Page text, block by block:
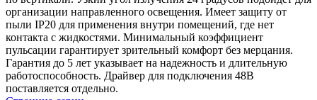
организации направленного освещения. Имеет защиту от
пыли IP20 для применения внутри помещений, где нет
контакта с жидкостями. Минимальный коэффициент
пульсации гарантирует зрительный комфорт без мерцания.
Гарантия до 5 лет указывает на надежность и длительную
работоспособность. Драйвер для подключения 48В
поставляется отдельно.